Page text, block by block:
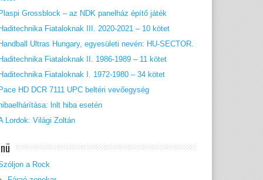
Grossblock – az NDK panelház építő játék
Fiataloknak III. 2020-2021 – 10 kötet
Ultras Hungary, egyesületi nevén: HU-SECTOR.
Fiataloknak II. 1986-1989 – 11 kötet
Fiataloknak I. 1972-1980 – 34 kötet
HD DCR 7111 UPC beltéri vevőegység
lnlt hiba esetén
Lordok: Világi Zoltán
a Rock